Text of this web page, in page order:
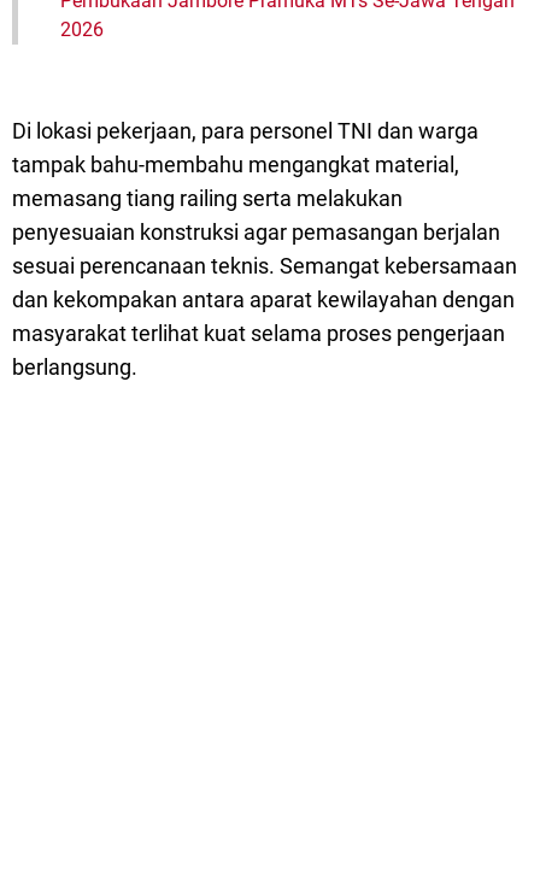
2026
Di lokasi pekerjaan, para personel TNI dan warga
tampak bahu-membahu mengangkat material,
memasang tiang railing serta melakukan
penyesuaian konstruksi agar pemasangan berjalan
sesuai perencanaan teknis. Semangat kebersamaan
dan kekompakan antara aparat kewilayahan dengan
masyarakat terlihat kuat selama proses pengerjaan
berlangsung.